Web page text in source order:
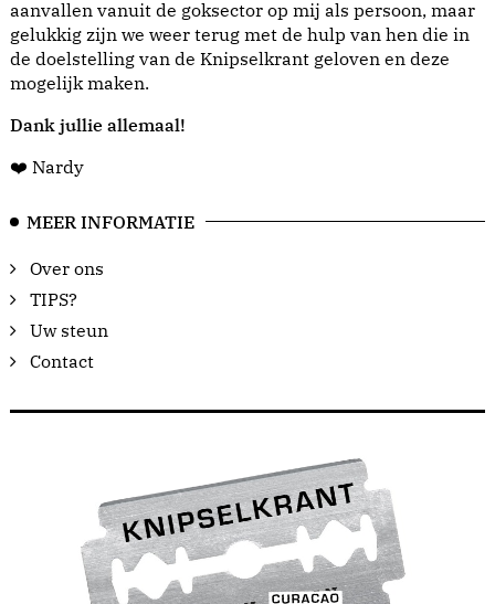
aanvallen vanuit de goksector op mij als persoon, maar
gelukkig zijn we weer terug met de hulp van hen die in
de doelstelling van de Knipselkrant geloven en deze
mogelijk maken.
Dank jullie allemaal!
❤️ Nardy
MEER INFORMATIE
Over ons
TIPS?
Uw steun
Contact